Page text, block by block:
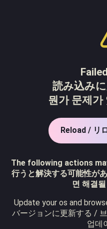
読み込み
뭔가 문제가
Reload / リ
The following actions
行うと解決する可能性が
면 해결
Update your os and
バージョンに更新する /
업데